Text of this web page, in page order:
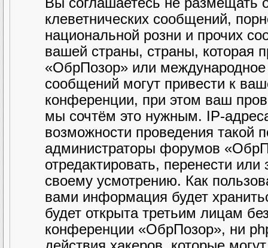
клеветнических сообщений,
национальной розни и прочих
вашей страны, страны, которая
«ОбрПозор» или
сообщений могут привести к
конференции, при этом ваш
мы сочтём это нужным. IP-
возможности проведения такой
администраторы форумов
отредактировать, перенести
своему усмотрению. Как
вами информация будет
будет открыта третьим лицам
конференции «ОбрПозор», ни